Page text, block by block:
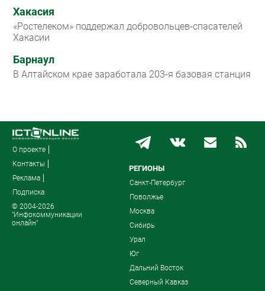
Хакасия
«Ростелеком» поддержал добровольцев-спасателей
Хакасии
Барнаул
В Алтайском крае заработала 203-я базовая станция
О проекте
Контакты
Реклама
Подписка
© 2004-2026
"Инфокоммуникации
онлайн"
РЕГИОНЫ
Санкт-Петербург
Поволжье
Москва
Сибирь
Урал
Юг
Дальний Восток
Северный Кавказ